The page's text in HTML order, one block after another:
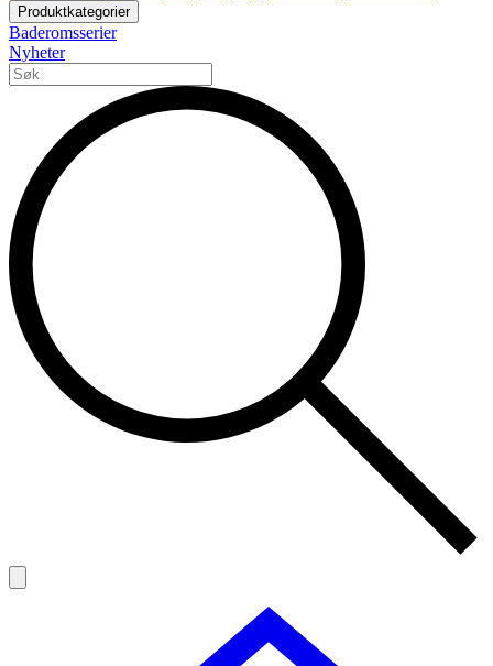
Produktkategorier
Baderomsserier
Nyheter